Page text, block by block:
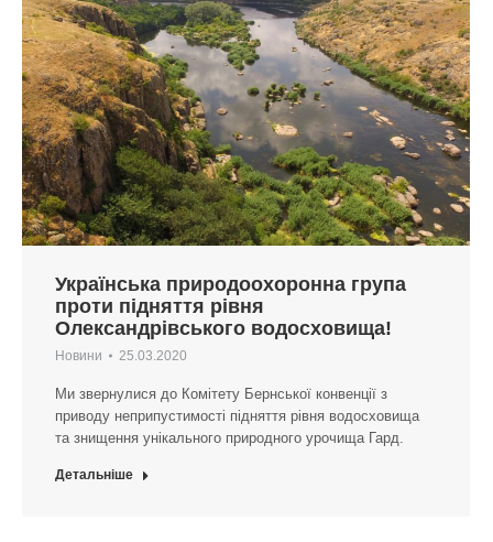
Українська природоохоронна група
проти підняття рівня
Олександрівського водосховища!
Новини 25.03.2020
Ми звернулися до Комітету Бернської конвенції з
приводу неприпустимості підняття рівня водосховища
та знищення унікального природного урочища Гард.
Детальніше